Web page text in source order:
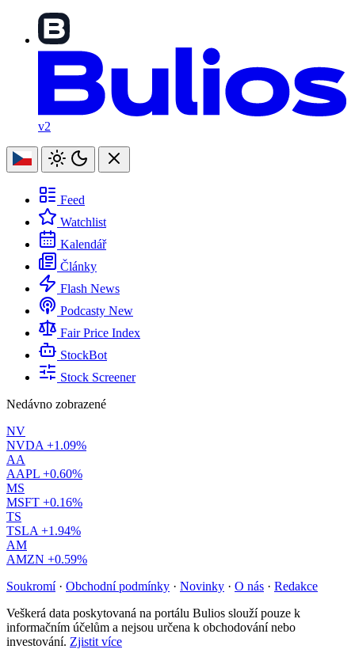
v2
Feed
Watchlist
Kalendář
Články
Flash News
Podcasty New
Fair Price Index
StockBot
Stock Screener
Nedávno zobrazené
NV
NVDA +1.09%
AA
AAPL +0.60%
MS
MSFT +0.16%
TS
TSLA +1.94%
AM
AMZN +0.59%
Soukromí · Obchodní podmínky · Novinky · O nás · Redakce
Veškerá data poskytovaná na portálu Bulios slouží pouze k
informačním účelům a nejsou určena k obchodování nebo
investování. Zjistit více